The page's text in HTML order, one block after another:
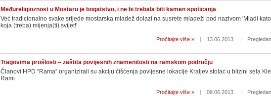
Međureligioznost u Mostaru je bogatstvo, i ne bi trebala biti kamen spoticanja
Već tradicionalno svake srijede mostarska mladež dolazi na susrete mladeži pod nazivom 'Mladi
koja (treba) mijenja(ti) svijet!'
Pročitajte više » | 13.06.2013. |
Tragovima prošlosti – zaštita povijesnih znamenitosti na ramskom području
Članovi HPD “Rama” organizirali su akciju čišćenja povijesne lokacije Kraljev stolac u blizini sela
Rami
Pročitajte više » | 09.06.2013. |